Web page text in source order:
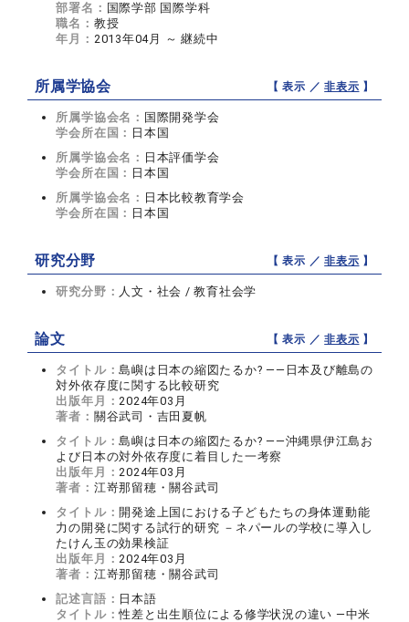
部署名： 国際学部 国際学科
職名： 教授
年月： 2013年04月 ～ 継続中
所属学協会 【 表示 ／非表示 】
所属学協会名： 国際開発学会
学会所在国： 日本国
所属学協会名： 日本評価学会
学会所在国： 日本国
所属学協会名： 日本比較教育学会
学会所在国： 日本国
研究分野 【 表示 ／非表示 】
研究分野： 人文・社会 / 教育社会学
論文 【 表示 ／非表示 】
タイトル：島嶼は日本の縮図たるか? ――日本及び離島の
対外依存度に関する比較研究
出版年月：2024年03月
著者： 關谷武司・吉田夏帆
タイトル：島嶼は日本の縮図たるか? ――沖縄県伊江島お
よび日本の対外依存度に着目した一考察
出版年月：2024年03月
著者： 江嵜那留穂・關谷武司
タイトル： 開発途上国における子どもたちの身体運動能
力の開発に関する試行的研究 －ネパールの学校に導入し
たけん玉の効果検証
出版年月：2024年03月
著者： 江嵜那留穂・關谷武司
記述言語： 日本語
タイトル：性差と出生順位による修学状況の違い —中米